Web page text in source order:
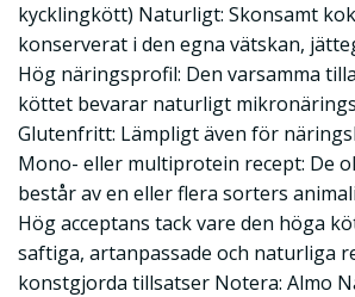
kycklingkött) Naturligt: Skonsamt
konserverat i den egna vätskan,
Hög näringsprofil: Den varsamma
köttet bevarar naturligt
Glutenfritt: Lämpligt även för
Mono- eller multiprotein recept: De
består av en eller flera sorters
Hög acceptans tack vare den höga
saftiga, artanpassade och naturliga
konstgjorda tillsatser Notera: Almo